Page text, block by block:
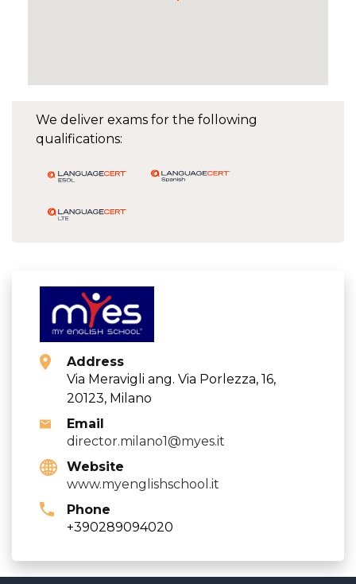
We deliver exams for the following
qualifications:
Address
Via Meravigli ang. Via Porlezza, 16,
20123, Milano
Email
director.milano1@myes.it
Website
www.myenglishschool.it
Phone
+390289094020